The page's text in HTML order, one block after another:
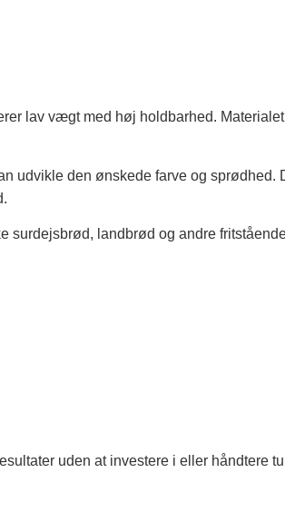
lav vægt med høj holdbarhed.
udvikle den ønskede farve og
surdejsbrød, landbrød og andre
uden at investere i eller håndtere